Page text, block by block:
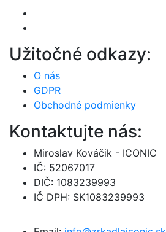
Užitočné odkazy:
O nás
GDPR
Obchodné podmienky
Kontaktujte nás:
Miroslav Kováčik - ICONIC
IČ: 52067017
DIČ: 1083239993
IČ DPH: SK1083239993